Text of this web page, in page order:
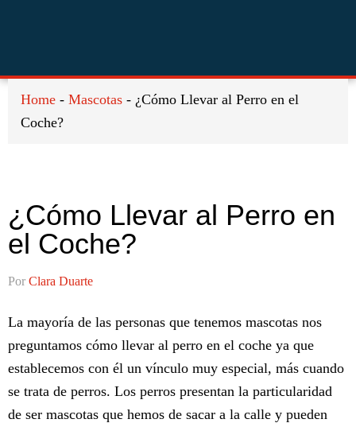
principal
página
Home - Mascotas - ¿Cómo Llevar al Perro en el
Coche?
¿Cómo Llevar al Perro en
el Coche?
Por Clara Duarte
La mayoría de las personas que tenemos mascotas nos
preguntamos cómo llevar al perro en el coche ya que
establecemos con él un vínculo muy especial, más cuando
se trata de perros. Los perros presentan la particularidad
de ser mascotas que hemos de sacar a la calle y pueden